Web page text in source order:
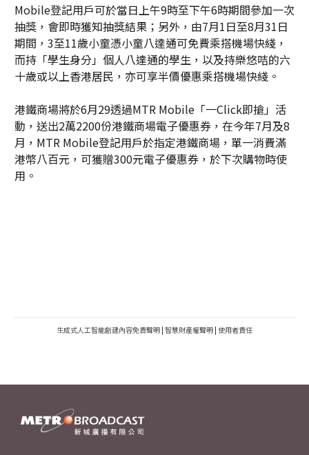
Mobile登記用戶可於當日上午9時至下午6時期間參加一次
抽獎，會即時獲知抽獎結果；另外，由7月1日至8月31日
期間，3至11歲小童憑小童八達通可免費乘搭機場快綫，
而持「學生身分」個人八達通的學生，以及持樂悠咭的六
十歲或以上香港居民，亦可享半價優惠乘搭機場快綫。
港鐵商場將於6月29透過MTR Mobile「一Click即搶」活
動，送出2萬2200份港鐵商場電子優惠券，在今年7月及8
月，MTR Mobile登記用戶於指定港鐵商場，單一消費滿
港幣八百元，可獲贈300元電子優惠券，於下次購物時使
用。
生成式人工智能創建內容免責聲明 | 智慧財產權聲明 | 使用者責任